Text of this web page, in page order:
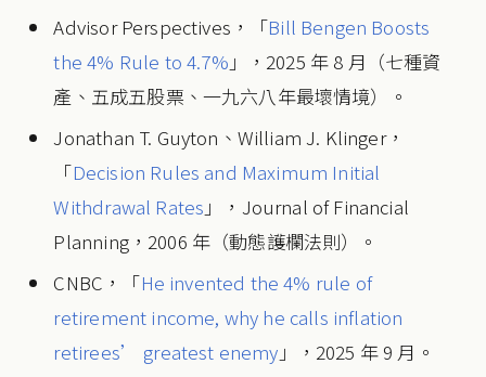
Advisor Perspectives，「Bill Bengen Boosts
the 4% Rule to 4.7% 」，2025 年 8 月（七種資
產、五成五股票、一九六八年最壞情境）。
Jonathan T. Guyton、William J. Klinger，
「Decision Rules and Maximum Initial
Withdrawal Rates 」，Journal of Financial
Planning，2006 年（動態護欄法則）。
CNBC，「He invented the 4% rule of
retirement income, why he calls inflation
retirees’ greatest enemy 」，2025 年 9 月。